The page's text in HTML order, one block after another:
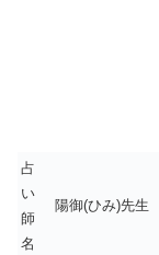
占
い
師
名
陽御(ひみ)先生